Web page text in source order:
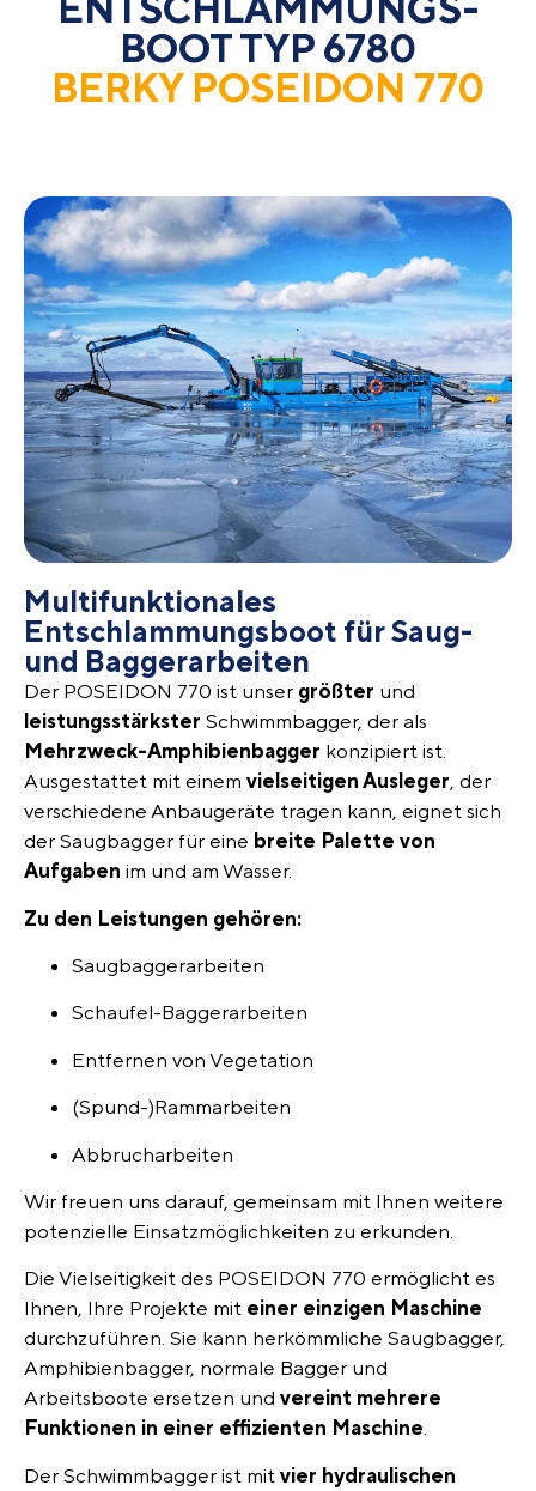
BOOT TYP 6780​​
BERKY POSEIDON 770
Multifunktionales
Entschlammungs­boot für Saug-
und Baggerarbeiten​
Der POSEIDON 770 ist unser größter und
leistungsstärkster Schwimmbagger, der als
Mehrzweck-Amphibienbagger konzipiert ist.
Ausgestattet mit einem vielseitigen Ausleger, der
verschiedene Anbaugeräte tragen kann, eignet sich
der Saugbagger für eine breite Palette von
Aufgaben im und am Wasser.
Zu den Leistungen gehören:
Saugbaggerarbeiten
Schaufel-Baggerarbeiten
Entfernen von Vegetation
(Spund-)Rammarbeiten
Abbrucharbeiten
Wir freuen uns darauf, gemeinsam mit Ihnen weitere
potenzielle Einsatzmöglichkeiten zu erkunden.
Die Vielseitigkeit des POSEIDON 770 ermöglicht es
Ihnen, Ihre Projekte mit einer einzigen Maschine
durchzuführen. Sie kann herkömmliche Saugbagger,
Amphibienbagger, normale Bagger und
Arbeitsboote ersetzen und vereint mehrere
Funktionen in einer effizienten Maschine.
Der Schwimmbagger ist mit vier hydraulischen